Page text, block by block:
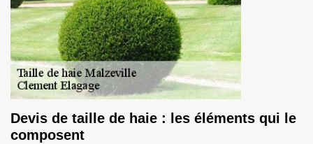
Devis de taille de haie : les éléments qui le
composent